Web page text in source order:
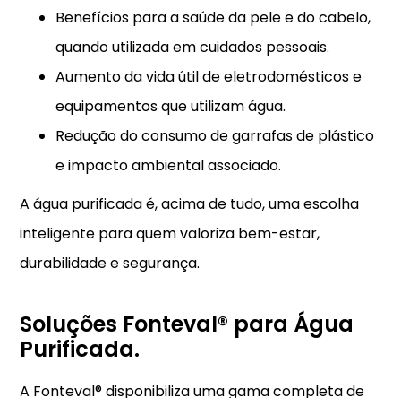
Benefícios para a saúde da pele e do cabelo,
quando utilizada em cuidados pessoais.
Aumento da vida útil de eletrodomésticos e
equipamentos que utilizam água.
Redução do consumo de garrafas de plástico
e impacto ambiental associado.
A água purificada é, acima de tudo, uma escolha
inteligente para quem valoriza bem-estar,
durabilidade e segurança.
Soluções Fonteval® para Água
Purificada.
A Fonteval® disponibiliza uma gama completa de